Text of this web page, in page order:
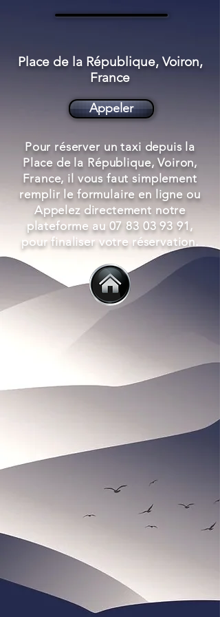
Place de la République, Voiron,
France
Appeler
Pour réserver un taxi depuis la
Place de la République, Voiron,
France, il vous faut simplement
remplir le formulaire en ligne ou
Appelez directement notre
plateforme au 07 83 03 93 91 ,
pour finaliser votre réservation.